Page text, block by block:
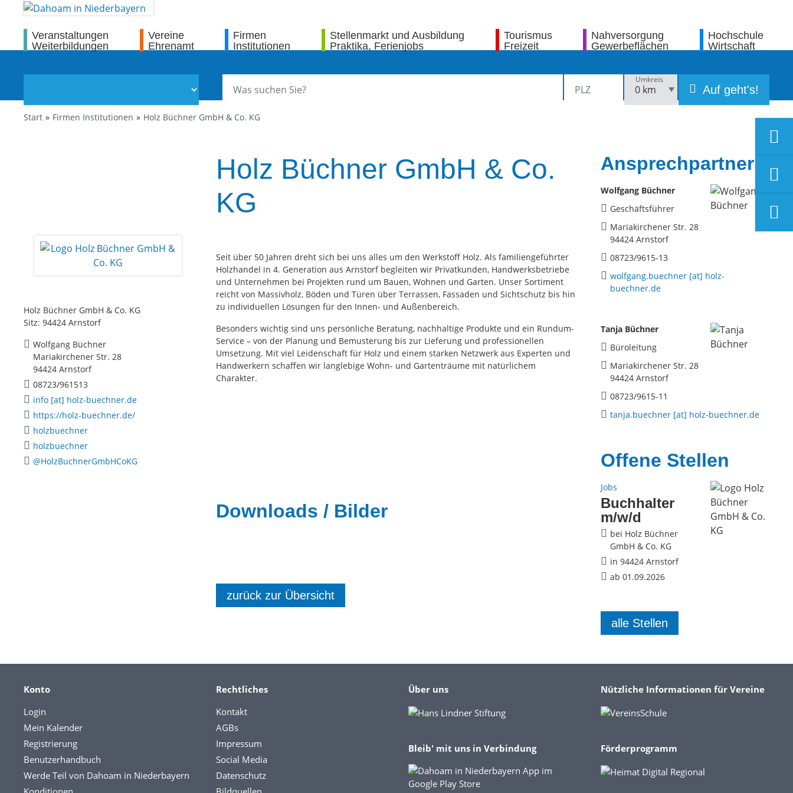
Veranstaltungen
Weiterbildungen
Vereine
Ehrenamt
Firmen
Institutionen
Stellenmarkt und Ausbildung
Praktika, Ferienjobs
Tourismus
Freizeit
Nahversorgung
Gewerbeflächen
Hochschule
Wirtschaft
Umkreis
Auf geht's!
Start Firmen Institutionen Holz Büchner GmbH & Co. KG
Holz Büchner GmbH & Co. KG
Sitz: 94424 Arnstorf
Wolfgang Büchner
Mariakirchener Str. 28
94424 Arnstorf
08723/961513
info [at] holz-buechner.de
https://holz-buechner.de/
holzbuechner
holzbuechner
@HolzBuchnerGmbHCoKG
Holz Büchner GmbH & Co.
KG
Seit über 50 Jahren dreht sich bei uns alles um den Werkstoff Holz. Als familiengeführter
Holzhandel in 4. Generation aus Arnstorf begleiten wir Privatkunden, Handwerksbetriebe
und Unternehmen bei Projekten rund um Bauen, Wohnen und Garten. Unser Sortiment
reicht von Massivholz, Böden und Türen über Terrassen, Fassaden und Sichtschutz bis hin
zu individuellen Lösungen für den Innen- und Außenbereich.
Besonders wichtig sind uns persönliche Beratung, nachhaltige Produkte und ein Rundum-
Service – von der Planung und Bemusterung bis zur Lieferung und professionellen
Umsetzung. Mit viel Leidenschaft für Holz und einem starken Netzwerk aus Experten und
Handwerkern schaffen wir langlebige Wohn- und Gartenträume mit natürlichem
Charakter.
Downloads / Bilder
zurück zur Übersicht
Ansprechpartner
Wolfgang Büchner
Geschäftsführer
Mariakirchener Str. 28
94424 Arnstorf
08723/9615-13
wolfgang.buechner [at] holz-
buechner.de
Tanja Büchner
Büroleitung
Mariakirchener Str. 28
94424 Arnstorf
08723/9615-11
tanja.buechner [at] holz-buechner.de
Offene Stellen
Jobs
Buchhalter
m/w/d
bei Holz Büchner
GmbH & Co. KG
in 94424 Arnstorf
ab 01.09.2026
alle Stellen
Konto
Login
Mein Kalender
Registrierung
Benutzerhandbuch
Werde Teil von Dahoam in Niederbayern
Rechtliches
Kontakt
AGBs
Impressum
Social Media
Datenschutz
Über uns
Bleib' mit uns in Verbindung
Nützliche Informationen für Vereine
Förderprogramm